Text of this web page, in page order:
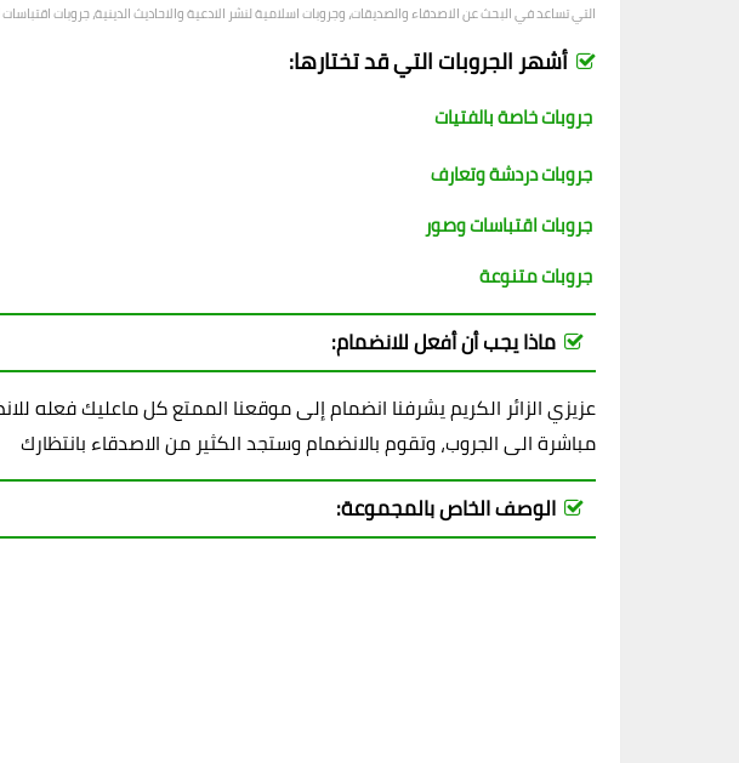
التي تساعد في البحث عن الاصدقاء والصديقات، وجروبات اسلامية لنشر الادعية والاحاديث الدينية، جروبات
أشهر الجروبات التي قد تختارها:
جروبات خاصة بالفتيات
جروبات دردشة وتعارف
جروبات اقتباسات وصور
جروبات متنوعة
ماذا يجب أن أفعل للانضمام:
عزيزي الزائر الكريم يشرفنا انضمام إلى موقعنا الممتع كل ماعليك فعله
مباشرة الى الجروب، وتقوم بالانضمام وستجد الكثير من الاصدقاء بانتظارك
الوصف الخاص بالمجموعة: